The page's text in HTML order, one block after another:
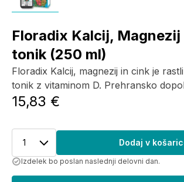
Floradix Kalcij, Magnezij
tonik (250 ml)
Floradix Kalcij, magnezij in cink je
tonik z vitaminom D. Prehransko
15,83 €
1 Dodaj v
Izdelek bo poslan naslednji delovni dan.